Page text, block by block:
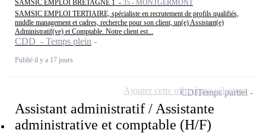
SAMSIC EMPLOI BRETAGNE 1 - 35 - MONTGERMONT
SAMSIC EMPLOI TERTIAIRE, spécialiste en recrutement de profils qualifiés,
middle management et cadres, recherche pour son client, un(e) Assistant(e)
Administratif(ve) et Comptable. Notre client est...
CDD - Temps plein
Publié il y a 17 jours
Assistant administratif / Assistante
administrative et comptable (H/F)
CDITemps partiel
Ajouter cette offre à ma sélection